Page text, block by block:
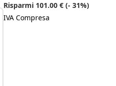
Risparmi 101.00 € (- 31%)
IVA Compresa